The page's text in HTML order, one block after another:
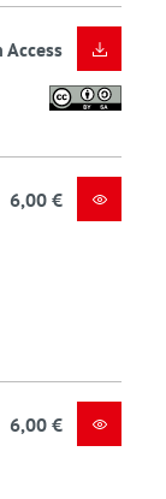
Access
6,00 €
6,00 €